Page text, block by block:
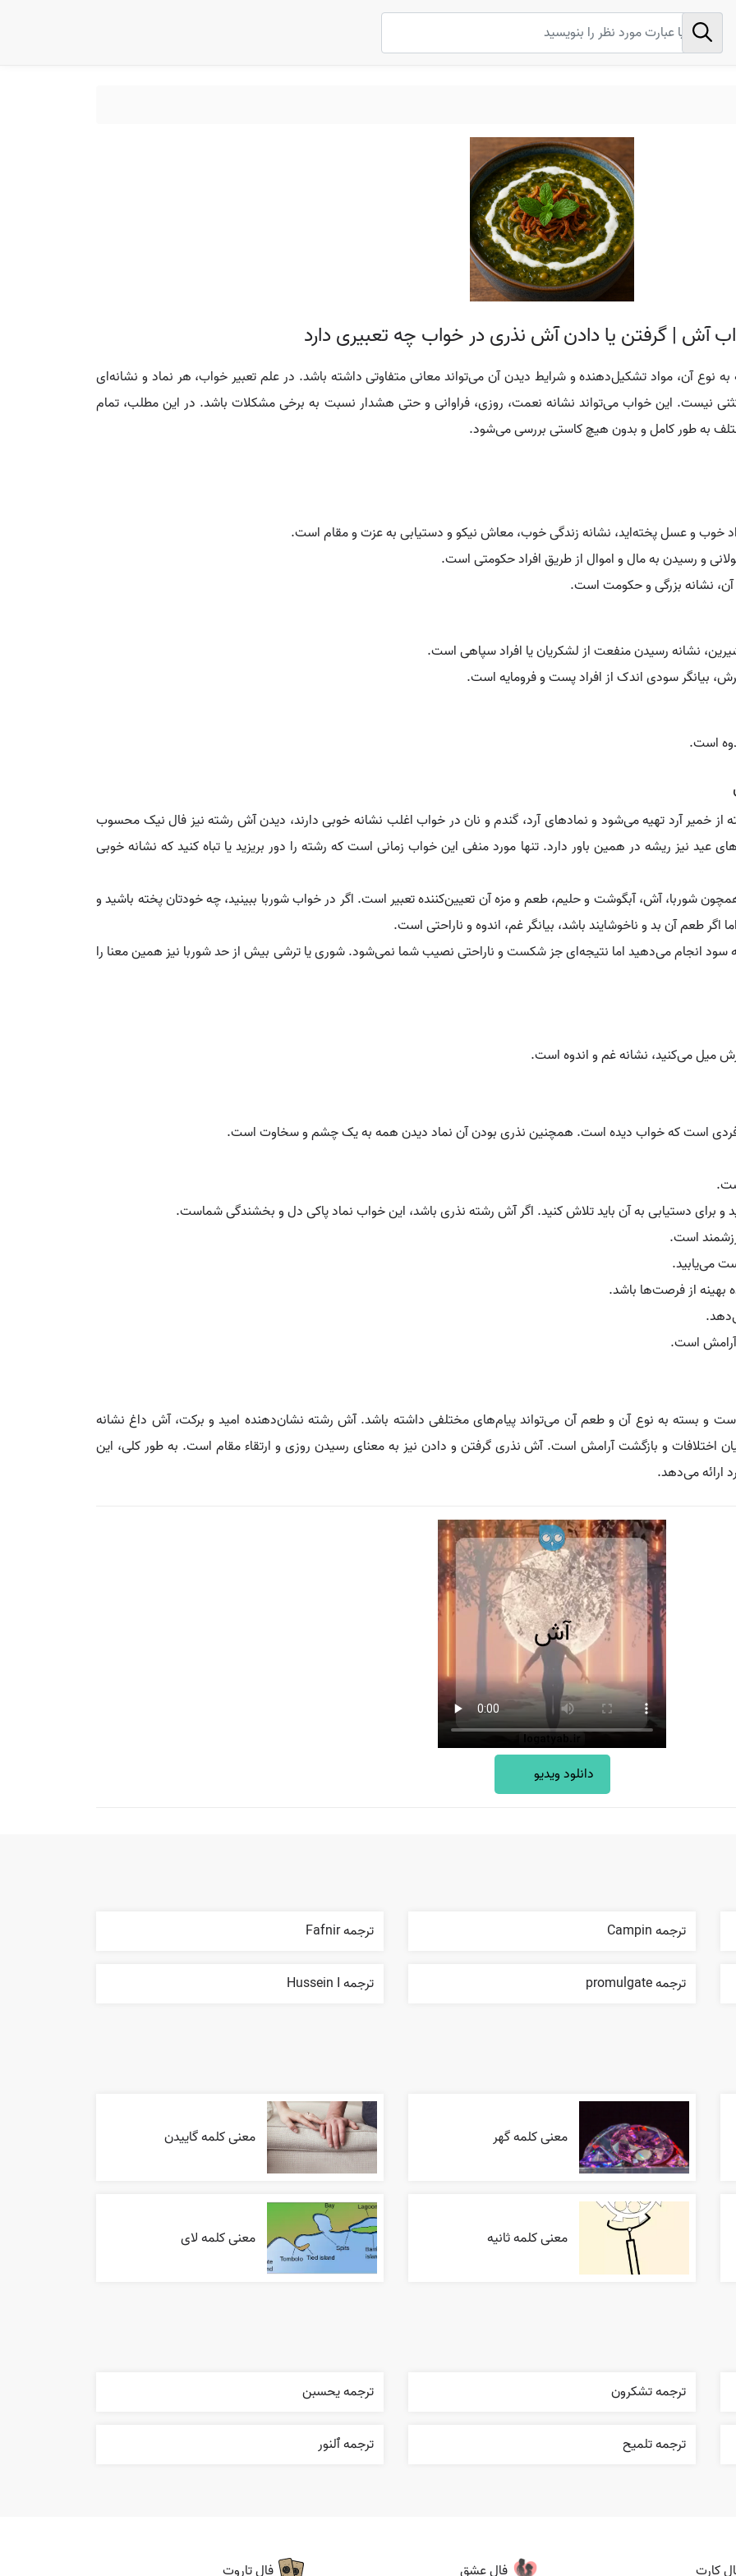
آش | گرفتن یا دادن آش نذری در خواب چه تعبیری دارد
نوع آن، مواد تشکیل‌دهنده و شرایط دیدن آن می‌تواند معانی متفاوتی داشته باشد. در علم تعبیر خواب، هر نماد و نشانه‌ای
نیست. این خواب می‌تواند نشانه نعمت، روزی، فراوانی و حتی هشدار نسبت به برخی مشکلات باشد. در این مطلب، تمام
به طور کامل و بدون هیچ کاستی بررسی می‌شود.
خوب و عسل پخته‌اید، نشانه زندگی خوب، معاش نیکو و دستیابی به عزت و مقام است.
و رسیدن به مال و اموال از طریق افراد حکومتی است.
آن، نشانه بزرگی و حکومت است.
نشانه رسیدن منفعت از لشکریان یا افراد سپاهی است.
بیانگر سودی اندک از افراد پست و فرومایه است.
است.
از خمیر آرد تهیه می‌شود و نمادهای آرد، گندم و نان در خواب اغلب نشانه خوبی دارند، دیدن آش رشته نیز فال نیک محسوب
نیز ریشه در همین باور دارد. تنها مورد منفی این خواب زمانی است که رشته را دور بریزید یا تباه کنید که نشانه خوبی
شوربا، آش، آبگوشت و حلیم، طعم و مزه آن تعیین‌کننده تعبیر است. اگر در خواب شوربا ببینید، چه خودتان پخته باشید و
طعم آن بد و ناخوشایند باشد، بیانگر غم، اندوه و ناراحتی است.
سود انجام می‌دهید اما نتیجه‌ای جز شکست و ناراحتی نصیب شما نمی‌شود. شوری یا ترشی بیش از حد شوربا نیز همین معنا را
میل می‌کنید، نشانه غم و اندوه است.
فردی است که خواب دیده است. همچنین نذری بودن آن نماد دیدن همه به یک چشم و سخاوت است.
برای دستیابی به آن باید تلاش کنید. اگر آش رشته نذری باشد، این خواب نماد پاکی دل و بخشندگی شماست.
است.
می‌یابید.
بهینه از فرصت‌ها باشد.
آرامش است.
و بسته به نوع آن و طعم آن می‌تواند پیام‌های مختلفی داشته باشد. آش رشته نشان‌دهنده امید و برکت، آش داغ نشانه
اختلافات و بازگشت آرامش است. آش نذری گرفتن و دادن نیز به معنای رسیدن روزی و ارتقاء مقام است. به طور کلی، این
ارائه می‌دهد.
دانلود ویدیو
ترجمه Campin ترجمه Fafnir
ترجمه promulgate ترجمه Hussein I
معنی کلمه گهر معنی کلمه گاییدن
معنی کلمه ثانیه معنی کلمه لای
ترجمه تشکرون ترجمه يحسبن
ترجمه تلميح ترجمه ٱلنور
کارت فال عشق فال تاروت